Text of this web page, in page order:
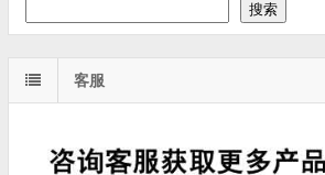
搜索
客服